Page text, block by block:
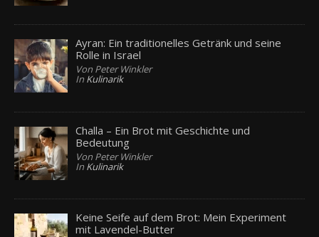
Ayran: Ein traditionelles Getränk und seine
Rolle in Israel
Von Peter Winkler
In Kulinarik
Challa – Ein Brot mit Geschichte und
Bedeutung
Von Peter Winkler
In Kulinarik
Keine Seife auf dem Brot: Mein Experiment
mit Lavendel-Butter